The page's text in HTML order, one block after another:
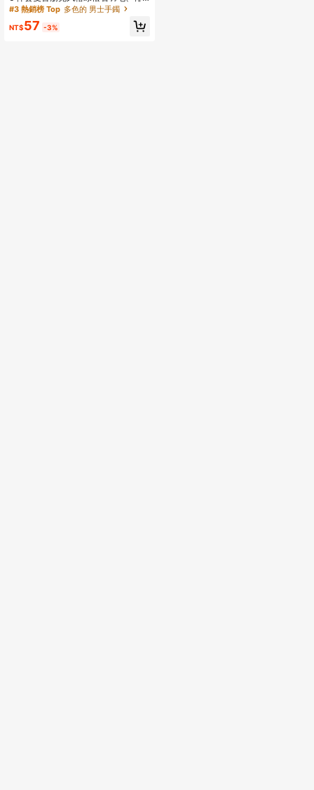
子壳、木珠和皮革菱形手链套装
#3 熱銷榜 Top 多色的 男士手鐲
NT$57 -3%